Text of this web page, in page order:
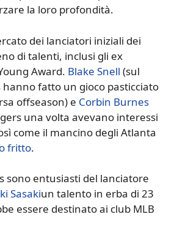
la loro profondità.
dei lanciatori iniziali dei
di talenti, inclusi gli ex
Award. Blake Snell (sul
hanno fatto un gioco pasticciato
offseason) e Corbin Burnes
una volta avevano interessi
come il mancino degli Atlanta
fritto.
sono entusiasti del lanciatore
Sasakiun talento in erba di 23
essere destinato ai club MLB